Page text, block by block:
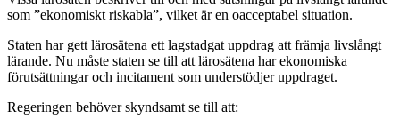
som ”ekonomiskt riskabla”, vilket är en oacceptabel situation.
Staten har gett lärosätena ett lagstadgat uppdrag att främja livslångt
lärande. Nu måste staten se till att lärosätena har ekonomiska
förutsättningar och incitament som understödjer uppdraget.
Regeringen behöver skyndsamt se till att: